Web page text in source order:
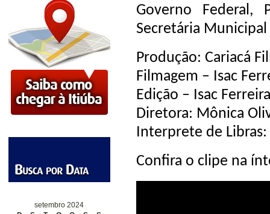
setembro 2024
Governo Federal,
Secretária Municipal
Produção: Cariacá
Filmagem – Isac
Edição – Isac Ferreira
Diretora: Mônica
Interprete de
Confira o clipe na